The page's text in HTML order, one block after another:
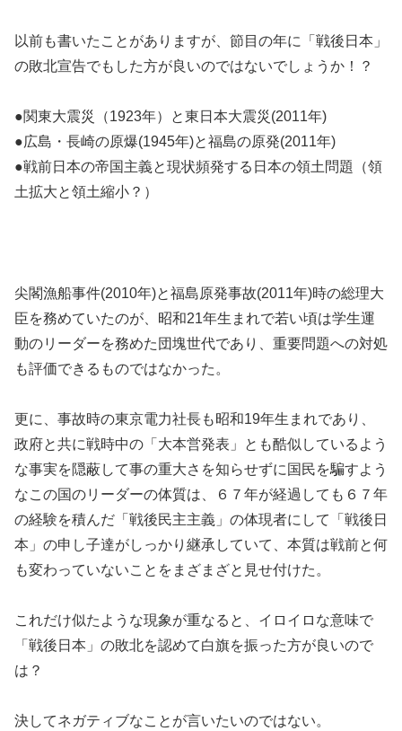
以前も書いたことがありますが、節目の年に「戦後日本」
の敗北宣告でもした方が良いのではないでしょうか！？
●関東大震災（1923年）と東日本大震災(2011年)
●広島・長崎の原爆(1945年)と福島の原発(2011年)
●戦前日本の帝国主義と現状頻発する日本の領土問題（領
土拡大と領土縮小？）
尖閣漁船事件(2010年)と福島原発事故(2011年)時の総理大
臣を務めていたのが、昭和21年生まれで若い頃は学生運
動のリーダーを務めた団塊世代であり、重要問題への対処
も評価できるものではなかった。
更に、事故時の東京電力社長も昭和19年生まれであり、
政府と共に戦時中の「大本営発表」とも酷似しているよう
な事実を隠蔽して事の重大さを知らせずに国民を騙すよう
なこの国のリーダーの体質は、６７年が経過しても６７年
の経験を積んだ「戦後民主主義」の体現者にして「戦後日
本」の申し子達がしっかり継承していて、本質は戦前と何
も変わっていないことをまざまざと見せ付けた。
これだけ似たような現象が重なると、イロイロな意味で
「戦後日本」の敗北を認めて白旗を振った方が良いので
は？
決してネガティブなことが言いたいのではない。